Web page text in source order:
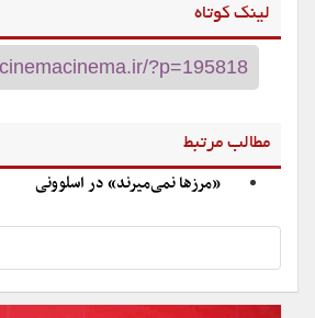
لینک کوتاه
مطالب مرتبط
«مرزها نمی‌میرند» در اسلوونی